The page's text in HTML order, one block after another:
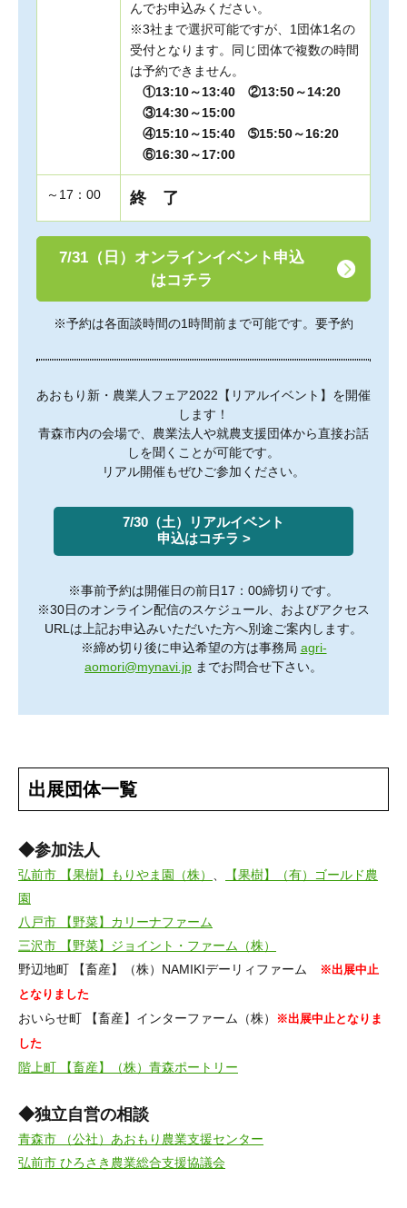
んでお申込みください。
※3社まで選択可能ですが、1団体1名の
受付となります。同じ団体で複数の時間
は予約できません。
①13:10～13:40 ②13:50～14:20
③14:30～15:00
④15:10～15:40 ➄15:50～16:20
⑥16:30～17:00
～17：00 終 了
7/31（日）オンラインイベント申込
はコチラ
※予約は各面談時間の1時間前まで可能です。要予約
あおもり新・農業人フェア2022【リアルイベント】を開催
します！
青森市内の会場で、農業法人や就農支援団体から直接お話
しを聞くことが可能です。
リアル開催もぜひご参加ください。
7/30（土）リアルイベント
申込はコチラ >
※事前予約は開催日の前日17：00締切りです。
※30日のオンライン配信のスケジュール、およびアクセス
URLは上記お申込みいただいた方へ別途ご案内します。
※締め切り後に申込希望の方は事務局 agri-
aomori@mynavi.jp までお問合せ下さい。
出展団体一覧
◆参加法人
弘前市 【果樹】もりやま園（株）
【果樹】（有）ゴールド農
園
八戸市 【野菜】カリーナファーム
三沢市 【野菜】ジョイント・ファーム（株）
野辺地町 【畜産】（株）NAMIKIデーリィファーム
※出展中止
となりました
おいらせ町 【畜産】インターファーム（株）
※出展中止となりま
した
階上町 【畜産】（株）青森ポートリー
◆独立自営の相談
青森市 （公社）あおもり農業支援センター
弘前市 ひろさき農業総合支援協議会